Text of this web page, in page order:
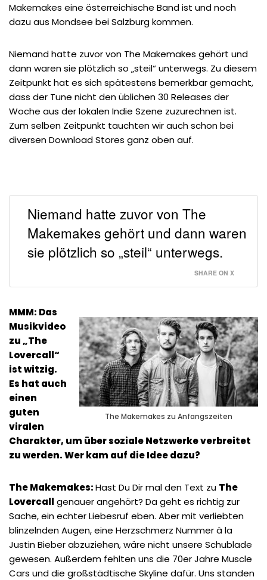
Makemakes eine österreichische Band ist und noch
dazu aus Mondsee bei Salzburg kommen.
Niemand hatte zuvor von The Makemakes gehört und
dann waren sie plötzlich so „steil“ unterwegs. Zu diesem
Zeitpunkt hat es sich spätestens bemerkbar gemacht,
dass der Tune nicht den üblichen 30 Releases der
Woche aus der lokalen Indie Szene zuzurechnen ist.
Zum selben Zeitpunkt tauchten wir auch schon bei
diversen Download Stores ganz oben auf.
Niemand hatte zuvor von The
Makemakes gehört und dann waren
sie plötzlich so „steil“ unterwegs.
SHARE ON X
The Makemakes zu Anfangszeiten
MMM: Das
Musikvideo
zu „The
Lovercall“
ist witzig.
Es hat auch
einen
guten
viralen
Charakter, um über soziale Netzwerke verbreitet
zu werden. Wer kam auf die Idee dazu?
The Makemakes:Hast Du Dir mal den Text zu The
Lovercall genauer angehört? Da geht es richtig zur
Sache, ein echter Liebesruf eben. Aber mit verliebten
blinzelnden Augen, eine Herzschmerz Nummer à la
Justin Bieber abzuziehen, wäre nicht unsere Schublade
gewesen. Außerdem fehlten uns die 70er Jahre Muscle
Cars und die großstädtische Skyline dafür. Uns standen